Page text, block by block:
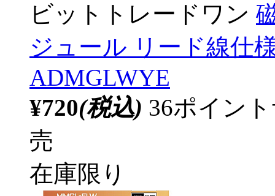
ビットトレードワン
ジュール リード線仕
ADMGLWYE
¥720(税込) 36ポイン
売
在庫限り